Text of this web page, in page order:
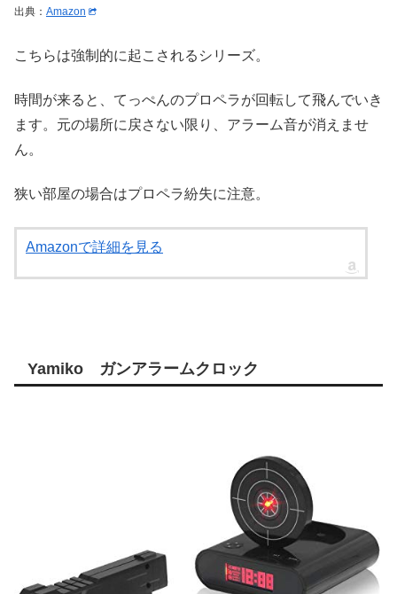
出典： Amazon
こちらは強制的に起こされるシリーズ。
時間が来ると、てっぺんのプロペラが回転して飛んでいき
ます。元の場所に戻さない限り、アラーム音が消えませ
ん。
狭い部屋の場合はプロペラ紛失に注意。
Amazonで詳細を見る
Yamiko ガンアラームクロック